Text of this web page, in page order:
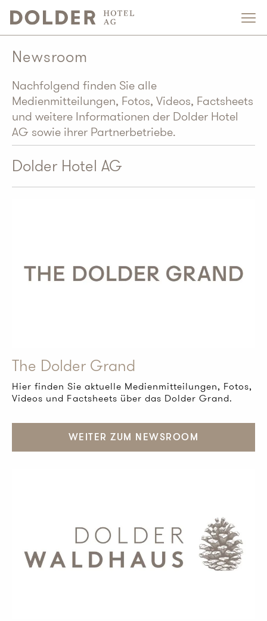
Newsroom
Nachfolgend finden Sie alle
Medienmitteilungen, Fotos, Videos, Factsheets
und weitere Informationen der Dolder Hotel
AG sowie ihrer Partnerbetriebe.
Dolder Hotel AG
The Dolder Grand
Hier finden Sie aktuelle Medienmitteilungen, Fotos,
Videos und Factsheets über das Dolder Grand.
WEITER ZUM NEWSROOM